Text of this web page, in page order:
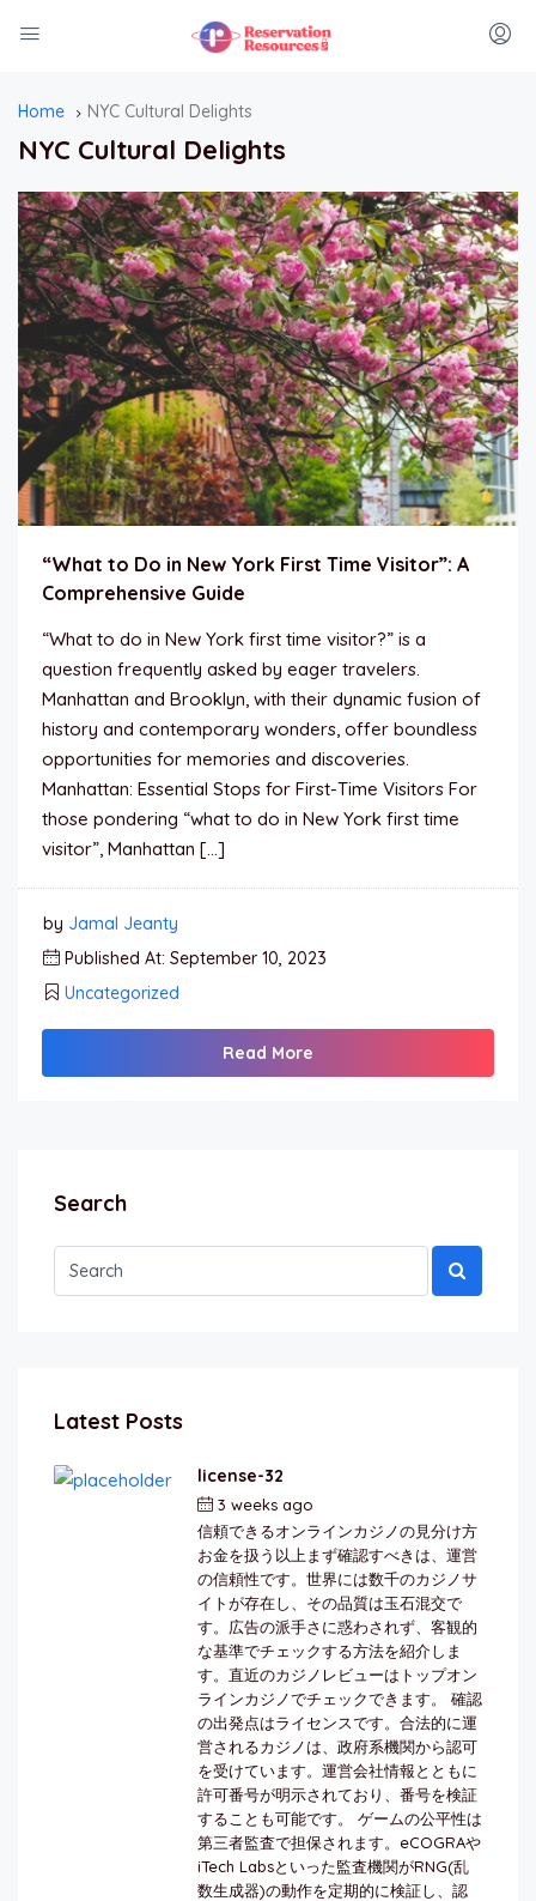
Home NYC Cultural Delights
NYC Cultural Delights
“What to Do in New York First Time Visitor”: A
Comprehensive Guide
“What to do in New York first time visitor?” is a
question frequently asked by eager travelers.
Manhattan and Brooklyn, with their dynamic fusion of
history and contemporary wonders, offer boundless
opportunities for memories and discoveries.
Manhattan: Essential Stops for First-Time Visitors For
those pondering “what to do in New York first time
visitor”, Manhattan […]
by Jamal Jeanty
Published At: September 10, 2023
Uncategorized
Read More
Search
Latest Posts
license-32
3 weeks ago
信頼できるオンラインカジノの見分け方
お金を扱う以上まず確認すべきは、運営
の信頼性です。世界には数千のカジノサ
イトが存在し、その品質は玉石混交で
す。広告の派手さに惑わされず、客観的
な基準でチェックする方法を紹介しま
す。直近のカジノレビューはトップオン
ラインカジノでチェックできます。 確認
の出発点はライセンスです。合法的に運
営されるカジノは、政府系機関から認可
を受けています。運営会社情報とともに
許可番号が明示されており、番号を検証
することも可能です。 ゲームの公平性は
第三者監査で担保されます。eCOGRAや
iTech Labsといった監査機関がRNG(乱
数生成器)の動作を定期的に検証し、認